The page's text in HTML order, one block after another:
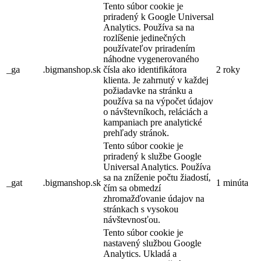
_ga .bigmanshop.sk
Tento súbor cookie je
priradený k Google Universal
Analytics. Používa sa na
rozlíšenie jedinečných
používateľov priradením
náhodne vygenerovaného
čísla ako identifikátora
klienta. Je zahrnutý v každej
požiadavke na stránku a
používa sa na výpočet údajov
o návštevníkoch, reláciách a
kampaniach pre analytické
prehľady stránok.
2 roky
_gat .bigmanshop.sk
Tento súbor cookie je
priradený k službe Google
Universal Analytics. Používa
sa na zníženie počtu žiadostí,
čím sa obmedzí
zhromažďovanie údajov na
stránkach s vysokou
návštevnosťou.
1 minúta
Tento súbor cookie je
nastavený službou Google
Analytics. Ukladá a